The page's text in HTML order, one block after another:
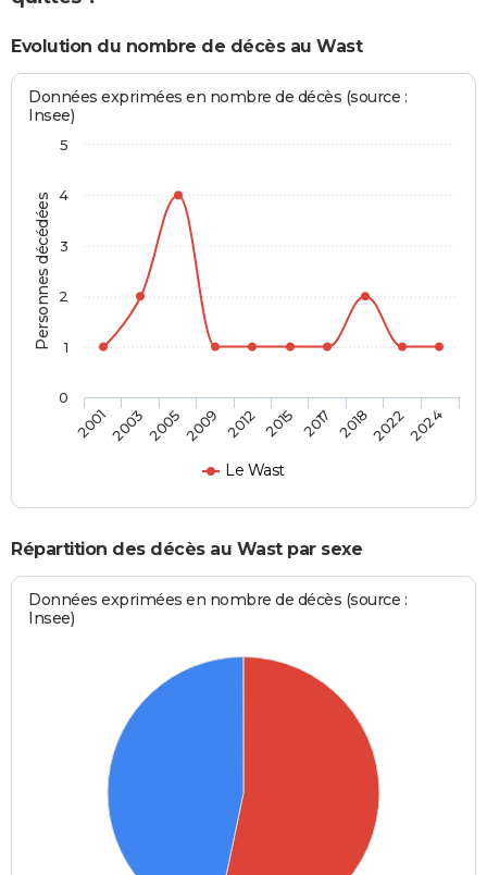
Evolution du nombre de décès au Wast
Personnes décédées
Données exprimées en nombre de décès (source :
Insee)
Le Wast
2001200320052009 2012 2015 2017 201820222024
0
1
2
3
4
5
Répartition des décès au Wast par sexe
Données exprimées en nombre de décès (source :
Insee)